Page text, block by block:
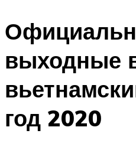
выходные
год 2020